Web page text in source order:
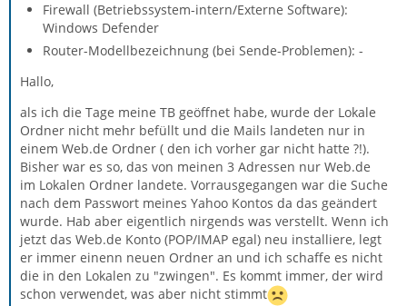
Firewall (Betriebssystem-intern/Externe Software):
Windows Defender
Router-Modellbezeichnung (bei Sende-Problemen): -
Hallo,
als ich die Tage meine TB geöffnet habe, wurde der Lokale
Ordner nicht mehr befüllt und die Mails landeten nur in
einem Web.de Ordner ( den ich vorher gar nicht hatte ?!).
Bisher war es so, das von meinen 3 Adressen nur Web.de
im Lokalen Ordner landete. Vorrausgegangen war die Suche
nach dem Passwort meines Yahoo Kontos da das geändert
wurde. Hab aber eigentlich nirgends was verstellt. Wenn ich
jetzt das Web.de Konto (POP/IMAP egal) neu installiere, legt
er immer einenn neuen Ordner an und ich schaffe es nicht
die in den Lokalen zu "zwingen". Es kommt immer, der wird
schon verwendet, was aber nicht stimmt